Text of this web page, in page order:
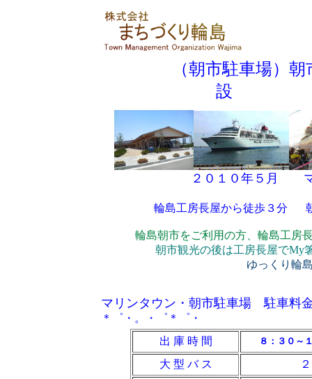
（朝市駐車場）
設
２０１０年５月 マ
輪島工房長屋から徒歩３分
輪島朝市をご利用の方、輪島工房
朝市観光の後は工房長屋でMy
ゆっくり輪
マリンタウン・朝市駐車場 駐車料
＊゜・。・゜＊゜・
出 庫 時 間
８：３０～
大 型 バ ス